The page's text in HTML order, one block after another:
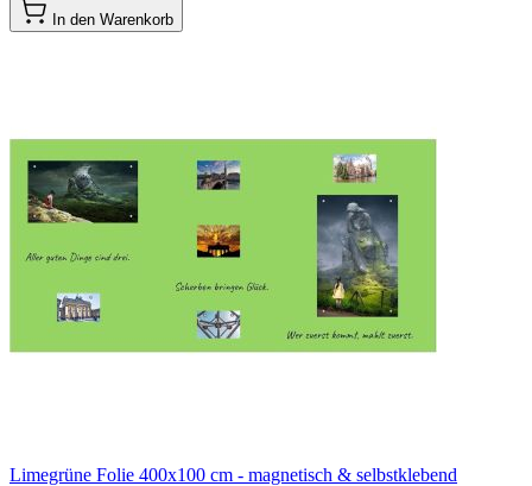
In den Warenkorb
Limegrüne Folie 400x100 cm - magnetisch & selbstklebend